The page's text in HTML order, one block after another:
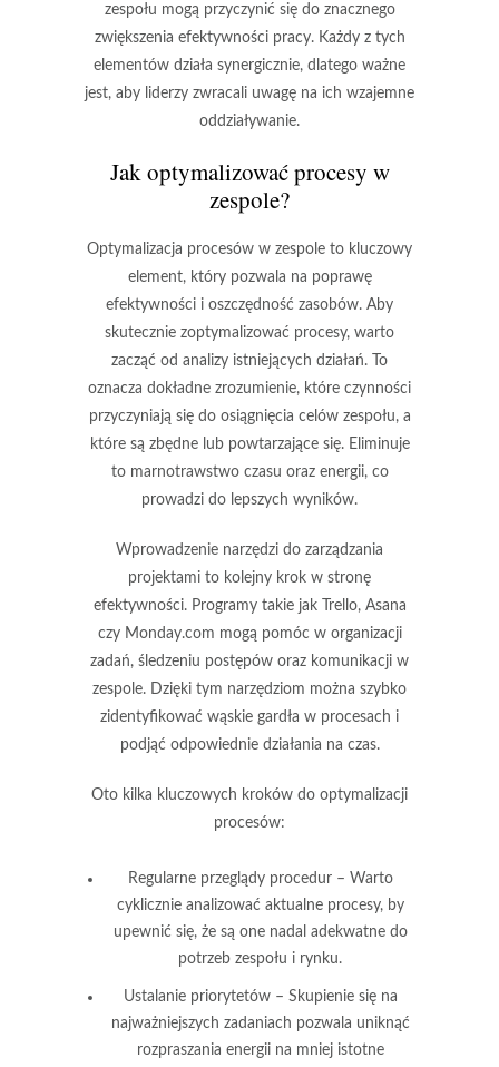
zespołu mogą przyczynić się do znacznego
zwiększenia efektywności pracy. Każdy z tych
elementów działa synergicznie, dlatego ważne
jest, aby liderzy zwracali uwagę na ich wzajemne
oddziaływanie.
Jak optymalizować procesy w
zespole?
Optymalizacja procesów w zespole to kluczowy
element, który pozwala na poprawę
efektywności i oszczędność zasobów. Aby
skutecznie zoptymalizować procesy, warto
zacząć od analizy istniejących działań. To
oznacza dokładne zrozumienie, które czynności
przyczyniają się do osiągnięcia celów zespołu, a
które są zbędne lub powtarzające się. Eliminuje
to marnotrawstwo czasu oraz energii, co
prowadzi do lepszych wyników.
Wprowadzenie narzędzi do zarządzania
projektami to kolejny krok w stronę
efektywności. Programy takie jak Trello, Asana
czy Monday.com mogą pomóc w organizacji
zadań, śledzeniu postępów oraz komunikacji w
zespole. Dzięki tym narzędziom można szybko
zidentyfikować wąskie gardła w procesach i
podjąć odpowiednie działania na czas.
Oto kilka kluczowych kroków do optymalizacji
procesów:
Regularne przeglądy procedur– Warto
cyklicznie analizować aktualne procesy, by
upewnić się, że są one nadal adekwatne do
potrzeb zespołu i rynku.
Ustalanie priorytetów– Skupienie się na
najważniejszych zadaniach pozwala uniknąć
rozpraszania energii na mniej istotne